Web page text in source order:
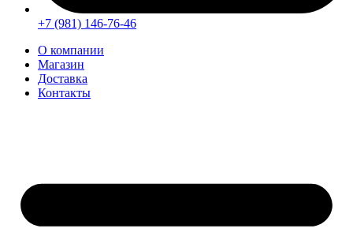
+7 (981) 146-76-46
О компании
Магазин
Доставка
Контакты